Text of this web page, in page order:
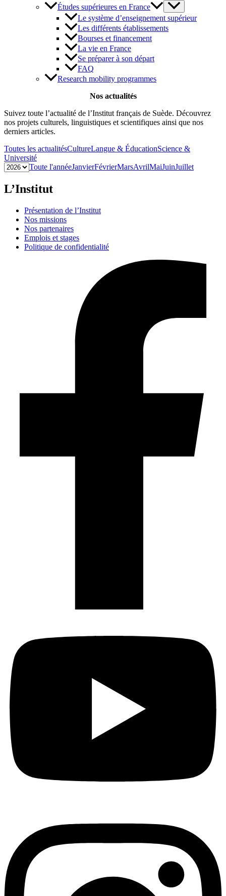
Études supérieures en France
Le système d’enseignement supérieur
Les différents établissements
Bourses et financement
La vie en France
Se préparer à son départ
FAQ
Research mobility programmes
Nos actualités
Suivez toute l’actualité de l’Institut français de Suède. Découvrez
nos projets culturels, linguistiques et scientifiques ainsi que nos
derniers articles.
Toutes les actualitésCultureLangue & ÉducationScience &
Université
Toute l'annéeJanvierFévrierMarsAvrilMaiJuinJuillet
L’Institut
Présentation de l’Institut
Nos missions
Nos partenaires
Emplois et stages
Politique de confidentialité